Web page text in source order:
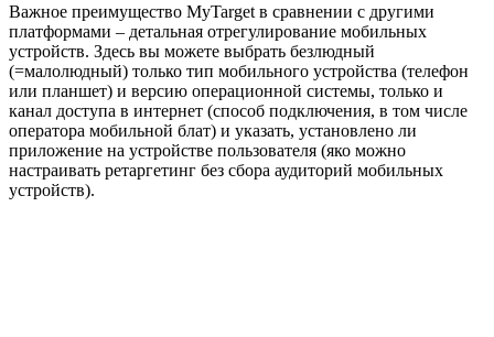
Важное преимущество MyTarget в сравнении с другими
платформами – детальная отрегулирование мобильных
устройств. Здесь вы можете выбрать безлюдный
(=малолюдный) только тип мобильного устройства (телефон
или планшет) и версию операционной системы, только и
канал доступа в интернет (способ подключения, в том числе
оператора мобильной блат) и указать, установлено ли
приложение на устройстве пользователя (яко можно
настраивать ретаргетинг без сбора аудиторий мобильных
устройств).